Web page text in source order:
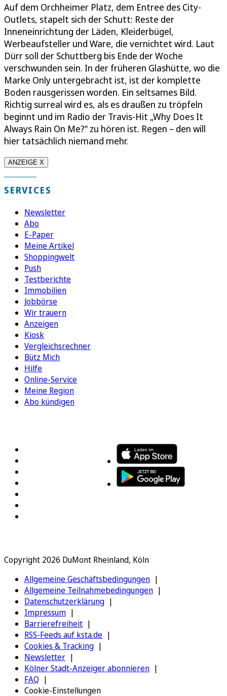
Auf dem Orchheimer Platz, dem Entree des City-
Outlets, stapelt sich der Schutt: Reste der
Inneneinrichtung der Läden, Kleiderbügel,
Werbeaufsteller und Ware, die vernichtet wird. Laut
Dürr soll der Schuttberg bis Ende der Woche
verschwunden sein. In der früheren Glashütte, wo die
Marke Only untergebracht ist, ist der komplette
Boden rausgerissen worden. Ein seltsames Bild.
Richtig surreal wird es, als es draußen zu tröpfeln
beginnt und im Radio der Travis-Hit „Why Does It
Always Rain On Me?“ zu hören ist. Regen – den will
hier tatsächlich niemand mehr.
ANZEIGE X
SERVICES
Newsletter
Abo
E-Paper
Meine Artikel
Shoppingwelt
Push
Testberichte
Immobilien
Jobbörse
Wir trauern
Anzeigen
Kiosk
Vergleichsrechner
Bütz Mich
Hilfe
Online-Service
Meine Region
Abo kündigen
Copyright 2026 DuMont Rheinland, Köln
Allgemeine Geschäftsbedingungen
Allgemeine Teilnahmebedingungen
Datenschutzerklärung
Impressum
Barrierefreiheit
RSS-Feeds auf ksta.de
Cookies & Tracking
Newsletter
Kölner Stadt-Anzeiger abonnieren
FAQ
Cookie-Einstellungen